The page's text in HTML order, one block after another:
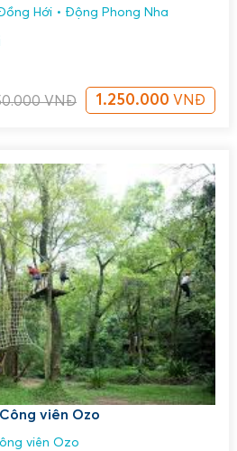
Hới Động Phong Nha
VNĐ 1.250.000 VNĐ
viên Ozo
viên Ozo